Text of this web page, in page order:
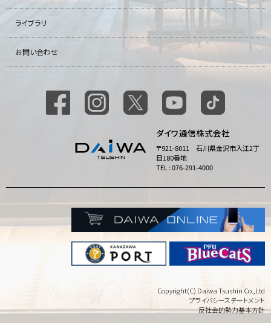
ライブラリ
お問い合わせ
ダイワ通信株式会社
〒921-8011 石川県金沢市入江2丁
目180番地
TEL : 076-291-4000
Copyright(C) Daiwa Tsushin Co.,Ltd
プライバシーステートメント
反社会的勢力基本方針